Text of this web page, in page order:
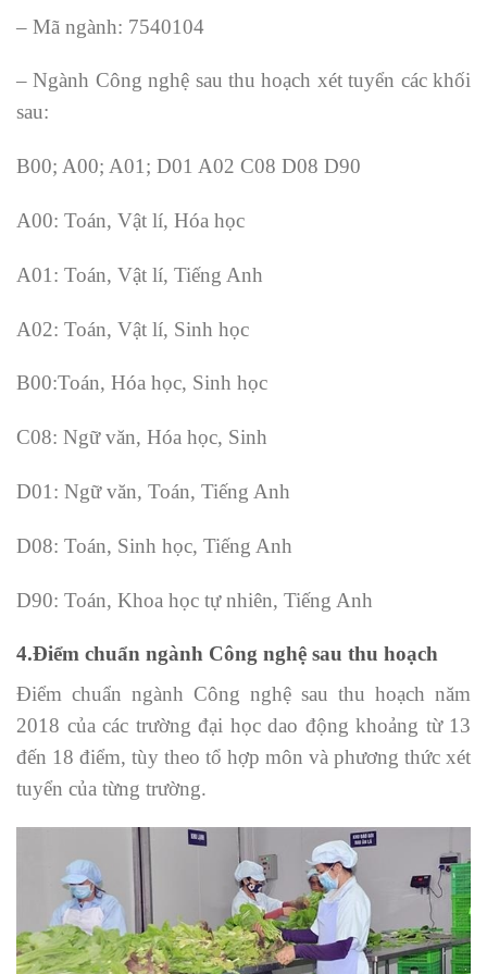
– Mã ngành: 7540104
– Ngành Công nghệ sau thu hoạch xét tuyển các khối
sau:
B00; A00; A01; D01 A02 C08 D08 D90
A00: Toán, Vật lí, Hóa học
A01: Toán, Vật lí, Tiếng Anh
A02: Toán, Vật lí, Sinh học
B00:Toán, Hóa học, Sinh học
C08: Ngữ văn, Hóa học, Sinh
D01: Ngữ văn, Toán, Tiếng Anh
D08: Toán, Sinh học, Tiếng Anh
D90: Toán, Khoa học tự nhiên, Tiếng Anh
4.Điểm chuẩn ngành Công nghệ sau thu hoạch
Điểm chuẩn ngành Công nghệ sau thu hoạch năm
2018 của các trường đại học dao động khoảng từ 13
đến 18 điểm, tùy theo tổ hợp môn và phương thức xét
tuyển của từng trường.